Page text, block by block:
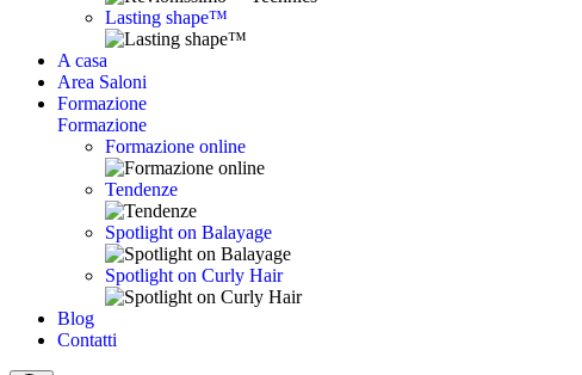
Lasting shape™
A casa
Area Saloni
Formazione
Formazione
Formazione online
Tendenze
Spotlight on Balayage
Spotlight on Curly Hair
Blog
Contatti